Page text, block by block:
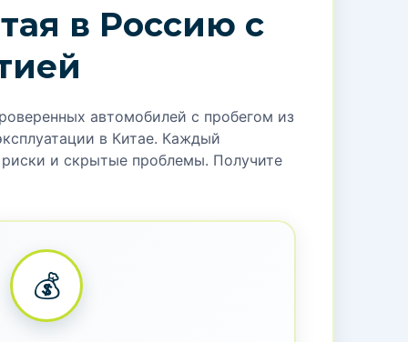
в Россию с
автомобилей с пробегом из
в Китае. Каждый
и скрытые проблемы. Получите
💰